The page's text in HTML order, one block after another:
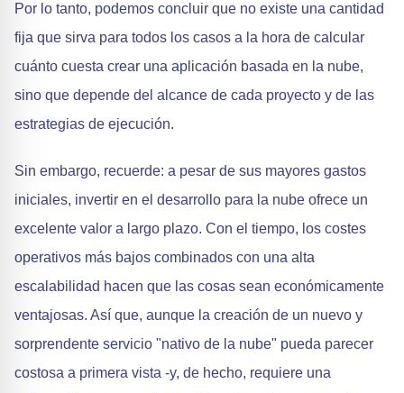
Por lo tanto, podemos concluir que no existe una cantidad
fija que sirva para todos los casos a la hora de calcular
cuánto cuesta crear una aplicación basada en la nube,
sino que depende del alcance de cada proyecto y de las
estrategias de ejecución.
Sin embargo, recuerde: a pesar de sus mayores gastos
iniciales, invertir en el desarrollo para la nube ofrece un
excelente valor a largo plazo. Con el tiempo, los costes
operativos más bajos combinados con una alta
escalabilidad hacen que las cosas sean económicamente
ventajosas. Así que, aunque la creación de un nuevo y
sorprendente servicio "nativo de la nube" pueda parecer
costosa a primera vista -y, de hecho, requiere una